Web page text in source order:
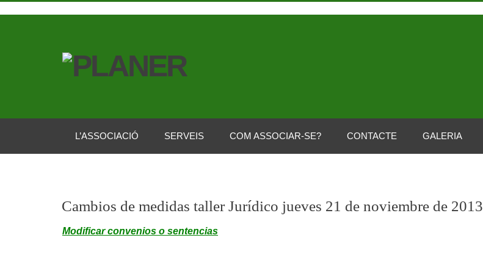
L’ASSOCIACIÓ SERVEIS COM ASSOCIAR-SE? CONTACTE GALERIA
Cambios de medidas taller Jurídico jueves 21 de noviembre de 2013
Modificar convenios o sentencias